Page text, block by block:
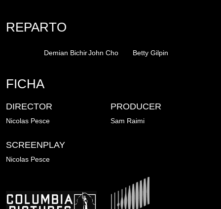
REPARTO
Demian BichirJohn Cho Betty Gilpin
FICHA
DIRECTOR
Nicolas Pesce
PRODUCER
Sam Raimi
SCREENPLAY
Nicolas Pesce